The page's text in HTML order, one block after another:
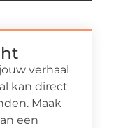
verhaal
kan direct
Maak
een